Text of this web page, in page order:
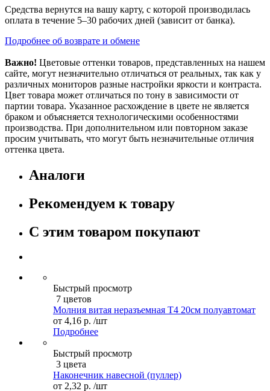
Средства вернутся на вашу карту, с которой производилась
оплата в течение 5–30 рабочих дней (зависит от банка).
Подробнее об возврате и обмене
Важно! Цветовые оттенки товаров, представленных на нашем
сайте, могут незначительно отличаться от реальных, так как у
различных мониторов разные настройки яркости и контраста.
Цвет товара может отличаться по тону в зависимости от
партии товара. Указанное расхождение в цвете не является
браком и объясняется технологическими особенностями
производства. При дополнительном или повторном заказе
просим учитывать, что могут быть незначительные отличия
оттенка цвета.
Аналоги
Рекомендуем к товару
С этим товаром покупают
Быстрый просмотр
7 цветов
Молния витая неразъемная Т4 20см полуавтомат
от 4,16 р. /шт
Подробнее
Быстрый просмотр
3 цвета
Наконечник навесной (пуллер)
от 2,32 р. /шт